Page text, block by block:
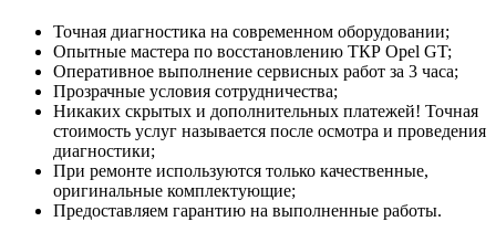
Точная диагностика на современном оборудовании;
Опытные мастера по восстановлению ТКР Opel GT;
Оперативное выполнение сервисных работ за 3 часа;
Прозрачные условия сотрудничества;
Никаких скрытых и дополнительных платежей! Точная
стоимость услуг называется после осмотра и проведения
диагностики;
При ремонте используются только качественные,
оригинальные комплектующие;
Предоставляем гарантию на выполненные работы.